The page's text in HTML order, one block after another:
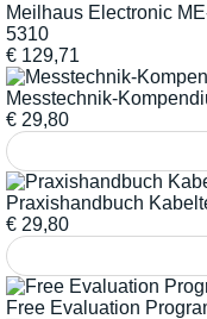
Meilhaus Electronic
5310
€ 129,71
Messtechnik-
€ 29,80
Praxishandbuch
€ 29,80
Free Evaluation